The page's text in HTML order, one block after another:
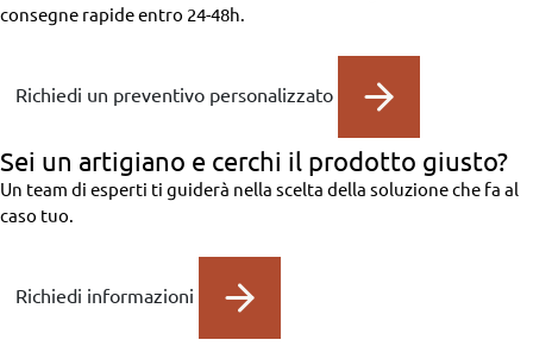
consegne rapide entro 24-48h.
Richiedi un preventivo personalizzato
Sei un artigiano e cerchi il prodotto giusto?
Un team di esperti ti guiderà nella scelta della soluzione che fa al
caso tuo.
Richiedi informazioni